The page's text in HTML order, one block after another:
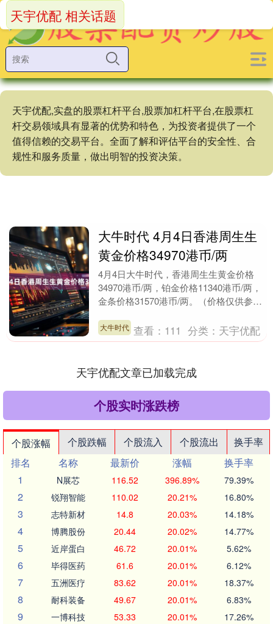
天宇优配,实盘的股票杠杆平台,股票加杠杆平台,在股票杠
杆交易领域具有显著的优势和特色，为投资者提供了一个
值得信赖的交易平台。全面了解和评估平台的安全性、合
规性和服务质量，做出明智的投资决策。
天宇优配 相关话题
大牛时代 4月4日香港周生生
黄金价格34970港币/两
4月4日大牛时代，香港周生生黄金价格
34970港币/两，铂金价格11340港币/两，
金条价格31570港币/两。（价格仅供参
易....
大牛时代 查看： 111 分类： 天宇优配
天宇优配文章已加载完成
个股实时涨跌榜
个股涨幅 个股跌幅 个股流入 个股流出
换手率
排名
名称 最新价 涨幅
换手率
1
N展芯 116.52 396.89% 79.39%
2 锐翔智能 110.02 20.21% 16.80%
3 志特新材 14.8 20.03% 14.18%
4 博腾股份 20.44 20.02% 14.77%
5 近岸蛋白 46.72 20.01% 5.62%
6 毕得医药 61.6 20.01% 6.12%
7 五洲医疗 83.62 20.01% 18.37%
8 耐科装备 49.67 20.01% 6.83%
9 一博科技 53.33 20.01% 17.26%